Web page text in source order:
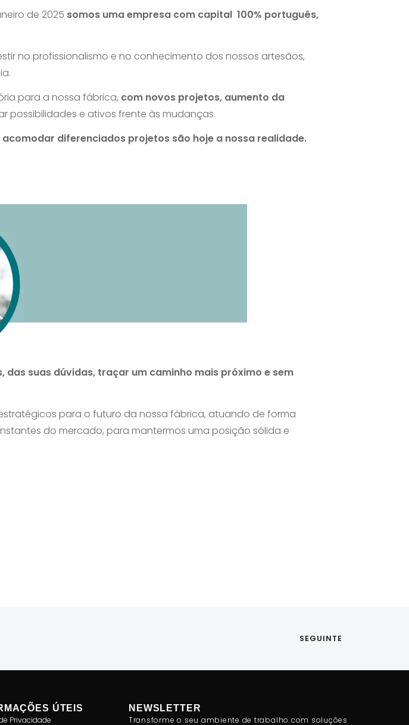
de 2025 somos uma empresa com capital 100% português,
no profissionalismo e no conhecimento dos nossos artesãos,
para a nossa fábrica, com novos projetos, aumento da
possibilidades e ativos frente às mudanças.
diferenciados projetos são hoje a nossa realidade.
das suas dúvidas, traçar um caminho mais próximo e sem
para o futuro da nossa fábrica, atuando de forma
do mercado, para mantermos uma posição sólida e
SEGUINTE
ÚTEIS
Privacidade
NEWSLETTER
Transforme o seu ambiente de trabalho com soluções